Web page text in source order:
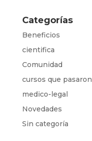
Categorías
Beneficios
cientifica
Comunidad
cursos que pasaron
medico-legal
Novedades
Sin categoría